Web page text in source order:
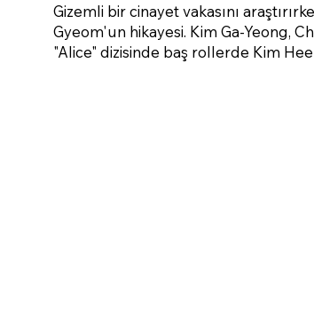
Gizemli bir cinayet vakasını
Gyeom'un hikayesi. Kim Ga-Yeong,
"Alice" dizisinde baş rollerde Kim